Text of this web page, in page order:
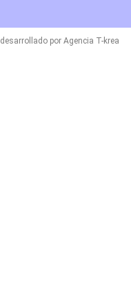
por Agencia T-krea